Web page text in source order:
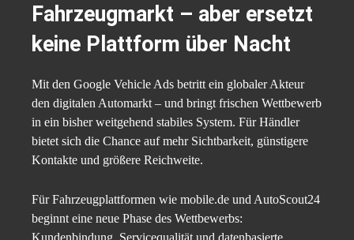
Fahrzeugmarkt – aber ersetzt
keine Plattform über Nacht
Mit den Google Vehicle Ads betritt ein globaler Akteur
den digitalen Automarkt – und bringt frischen Wettbewerb
in ein bisher weitgehend stabiles System. Für Händler
bietet sich die Chance auf mehr Sichtbarkeit, günstigere
Kontakte und größere Reichweite.
Für Fahrzeugplattformen wie mobile.de und AutoScout24
beginnt eine neue Phase des Wettbewerbs:
Kundenbindung, Servicequalität und datenbasierte